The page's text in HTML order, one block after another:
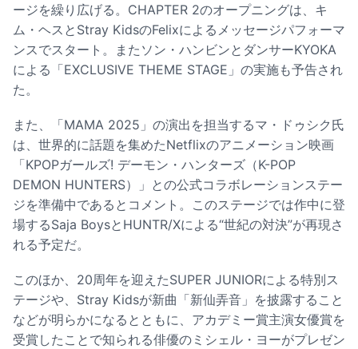
ージを繰り広げる。CHAPTER 2のオープニングは、キ
ム・ヘスとStray KidsのFelixによるメッセージパフォーマ
ンスでスタート。またソン・ハンビンとダンサーKYOKA
による「EXCLUSIVE THEME STAGE」の実施も予告され
た。
また、「MAMA 2025」の演出を担当するマ・ドゥシク氏
は、世界的に話題を集めたNetflixのアニメーション映画
「KPOPガールズ! デーモン・ハンターズ（K-POP
DEMON HUNTERS）」との公式コラボレーションステー
ジを準備中であるとコメント。このステージでは作中に登
場するSaja BoysとHUNTR/Xによる“世紀の対決”が再現さ
れる予定だ。
このほか、20周年を迎えたSUPER JUNIORによる特別ス
テージや、Stray Kidsが新曲「新仙弄音」を披露すること
などが明らかになるとともに、アカデミー賞主演女優賞を
受賞したことで知られる俳優のミシェル・ヨーがプレゼン